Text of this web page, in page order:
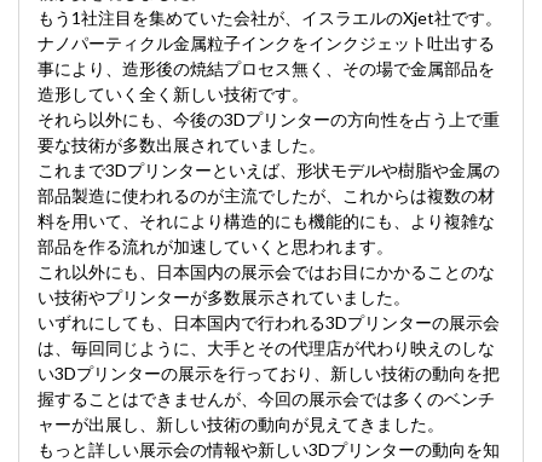
もう1社注目を集めていた会社が、イスラエルのXjet社です。
ナノパーティクル金属粒子インクをインクジェット吐出する
事により、造形後の焼結プロセス無く、その場で金属部品を
造形していく全く新しい技術です。
それら以外にも、今後の3Dプリンターの方向性を占う上で重
要な技術が多数出展されていました。
これまで3Dプリンターといえば、形状モデルや樹脂や金属の
部品製造に使われるのが主流でしたが、これからは複数の材
料を用いて、それにより構造的にも機能的にも、より複雑な
部品を作る流れが加速していくと思われます。
これ以外にも、日本国内の展示会ではお目にかかることのな
い技術やプリンターが多数展示されていました。
いずれにしても、日本国内で行われる3Dプリンターの展示会
は、毎回同じように、大手とその代理店が代わり映えのしな
い3Dプリンターの展示を行っており、新しい技術の動向を把
握することはできませんが、今回の展示会では多くのベンチ
ャーが出展し、新しい技術の動向が見えてきました。
もっと詳しい展示会の情報や新しい3Dプリンターの動向を知